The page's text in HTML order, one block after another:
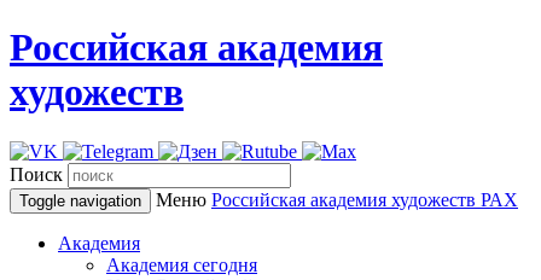
Российская академия
художеств
Поиск
Toggle navigation Меню Российская академия художеств РАХ
Академия
Академия сегодня